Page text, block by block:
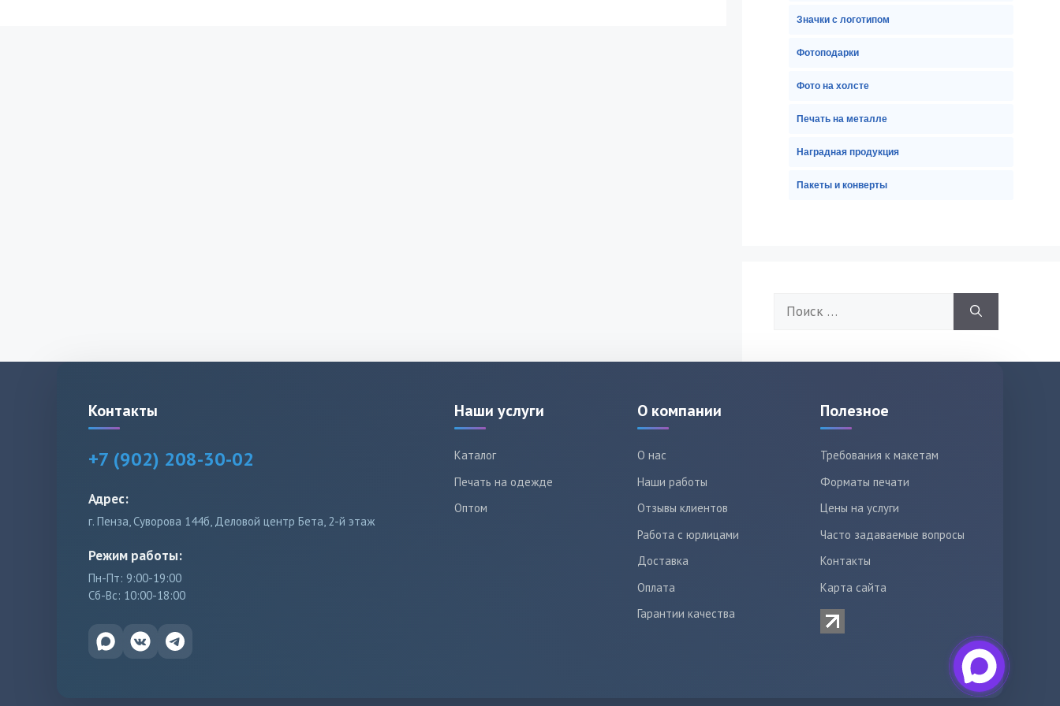
Значки с логотипом
Фотоподарки
Фото на холсте
Печать на металле
Наградная продукция
Пакеты и конверты
Контакты
+7 (902) 208-30-02
Адрес:
г. Пенза, Суворова 144б, Деловой центр Бета, 2-й этаж
Режим работы:
Пн-Пт: 9:00-19:00
Сб-Вс: 10:00-18:00
Наши услуги
Каталог
Печать на одежде
Оптом
О компании
О нас
Наши работы
Отзывы клиентов
Работа с юрлицами
Доставка
Оплата
Гарантии качества
Полезное
Требования к макетам
Форматы печати
Цены на услуги
Часто задаваемые вопросы
Контакты
Карта сайта